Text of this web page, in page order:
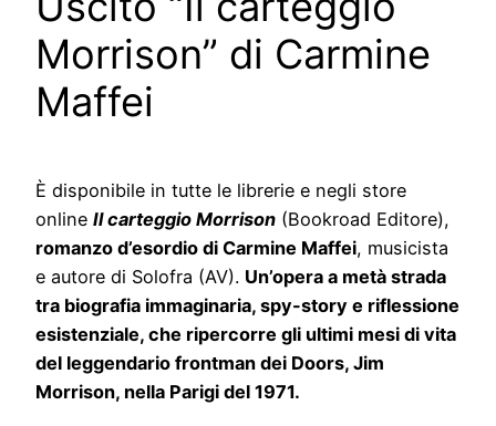
Morrison” di Carmine
Maffei
È disponibile in tutte le librerie e negli store
online Il carteggio Morrison (Bookroad Editore),
romanzo d’esordio di Carmine Maffei, musicista
e autore di Solofra (AV). Un’opera a metà strada
tra biografia immaginaria, spy-story e riflessione
esistenziale, che ripercorre gli ultimi mesi di vita
del leggendario frontman dei Doors, Jim
Morrison, nella Parigi del 1971.